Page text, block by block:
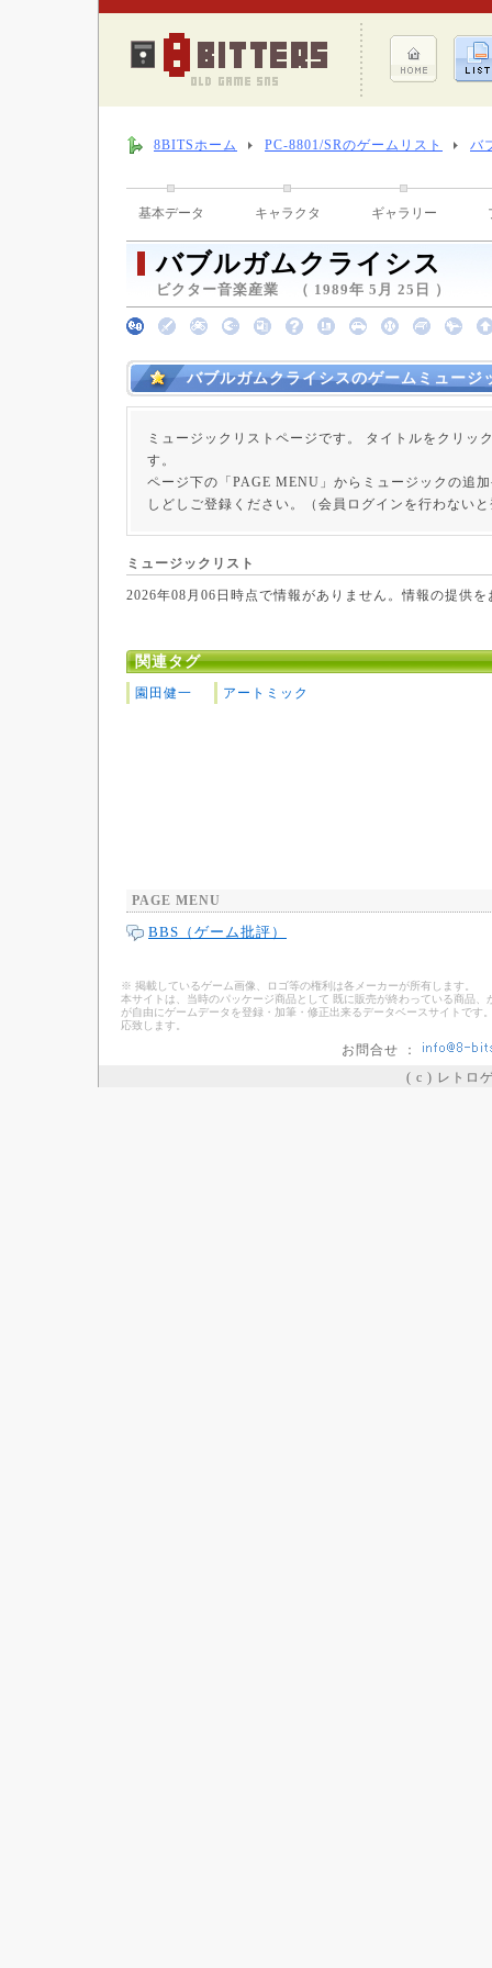
8BITSホーム PC-8801/SRのゲームリスト バ
基本データ キャラクタ ギャラリー
バブルガムクライシス
ビクター音楽産業 （ 1989年 5月 25日 ）
バブルガムクライシスのゲームミュージ
ミュージックリストページです。 タイトルをクリッ
す。
ページ下の「PAGE MENU」からミュージックの追
しどしご登録ください。（会員ログインを行わない
ミュージックリスト
2026年08月06日時点で情報がありません。情報の提供
関連タグ
園田健一 アートミック
PAGE MENU
BBS（ゲーム批評）
※ 掲載しているゲーム画像、ロゴ等の権利は各メーカーが所有します。
本サイトは、当時のパッケージ商品として 既に販売が終わっている商品
が自由にゲームデータを登録・加筆・修正出来るデータベースサイトで
応致します。
お問合せ ：
( c ) レトロ